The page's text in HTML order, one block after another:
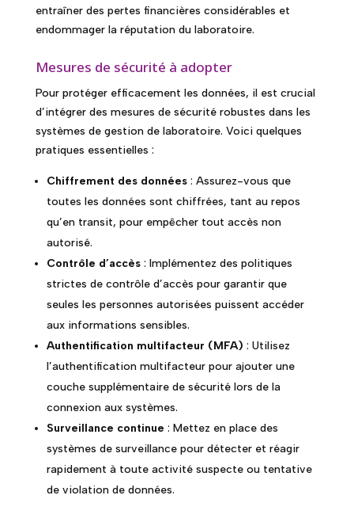
entraîner des pertes financières considérables et
endommager la réputation du laboratoire.
Mesures de sécurité à adopter
Pour protéger efficacement les données, il est crucial
d’intégrer des mesures de sécurité robustes dans les
systèmes de gestion de laboratoire. Voici quelques
pratiques essentielles :
Chiffrement des données: Assurez-vous que
toutes les données sont chiffrées, tant au repos
qu’en transit, pour empêcher tout accès non
autorisé.
Contrôle d’accès: Implémentez des politiques
strictes de contrôle d’accès pour garantir que
seules les personnes autorisées puissent accéder
aux informations sensibles.
Authentification multifacteur (MFA) : Utilisez
l’authentification multifacteur pour ajouter une
couche supplémentaire de sécurité lors de la
connexion aux systèmes.
Surveillance continue : Mettez en place des
systèmes de surveillance pour détecter et réagir
rapidement à toute activité suspecte ou tentative
de violation de données.